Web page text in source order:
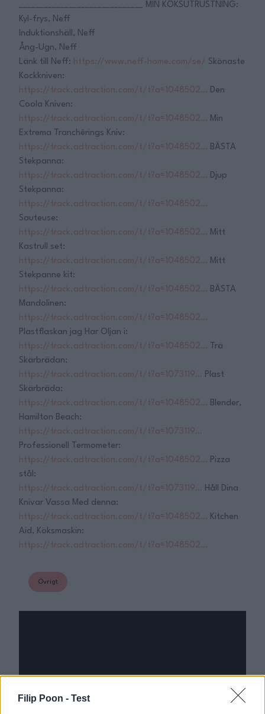
Filip Poon - Test
______________________________ MIN KÖKSUTRUSTNING:
Kyl-frys, Neff
Induktionshäll, Neff
Ång-Ugn, Neff
Länk till Neff: https://www.neff-home.com/se/ Skönaste
Kockkniven:
https://track.adtraction.com/t/t?a=1048502… Den
Coola Kniven:
https://track.adtraction.com/t/t?a=1048502… Min
Extrema Tranchérings Kniv:
https://track.adtraction.com/t/t?a=1048502… BÄSTA
Stekpanna:
https://track.adtraction.com/t/t?a=1048502… Djup
Stekpanna:
https://track.adtraction.com/t/t?a=1048502…
Sauteuse:
https://track.adtraction.com/t/t?a=1048502… Mitt
Kastrull set:
https://track.adtraction.com/t/t?a=1048502… Mitt
Stekpanne kit:
https://track.adtraction.com/t/t?a=1048502… BÄSTA
Mandolinen:
https://track.adtraction.com/t/t?a=1048502…
Plastflaskan jag Har Oljan i:
https://track.adtraction.com/t/t?a=1048502… Trä
Skärbrädan:
https://track.adtraction.com/t/t?a=1073119… Plast
Skärbräda:
https://track.adtraction.com/t/t?a=1048502… Blender,
Hamilton Beach:
https://track.adtraction.com/t/t?a=1073119…
Professionell Termometer:
https://track.adtraction.com/t/t?a=1048502… Pizza
stål:
https://track.adtraction.com/t/t?a=1073119… Håll Dina
Knivar Vassa Med denna:
https://track.adtraction.com/t/t?a=1048502… Kitchen
Aid, Köksmaskin:
https://track.adtraction.com/t/t?a=1048502…
Övrigt